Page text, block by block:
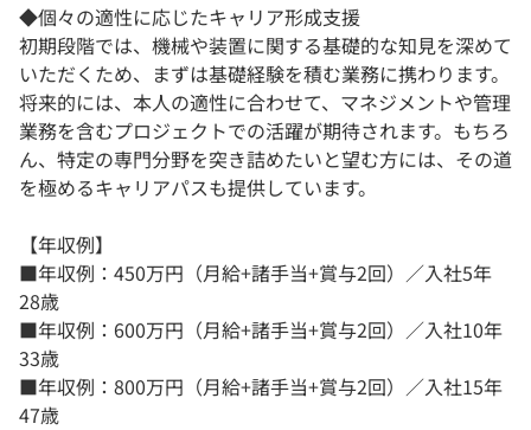
◆個々の適性に応じたキャリア形成支援
初期段階では、機械や装置に関する基礎的な知見を深めて
いただくため、まずは基礎経験を積む業務に携わります。
将来的には、本人の適性に合わせて、マネジメントや管理
業務を含むプロジェクトでの活躍が期待されます。もちろ
ん、特定の専門分野を突き詰めたいと望む方には、その道
を極めるキャリアパスも提供しています。
【年収例】
■年収例：450万円（月給+諸手当+賞与2回）／入社5年
28歳
■年収例：600万円（月給+諸手当+賞与2回）／入社10年
33歳
■年収例：800万円（月給+諸手当+賞与2回）／入社15年
47歳